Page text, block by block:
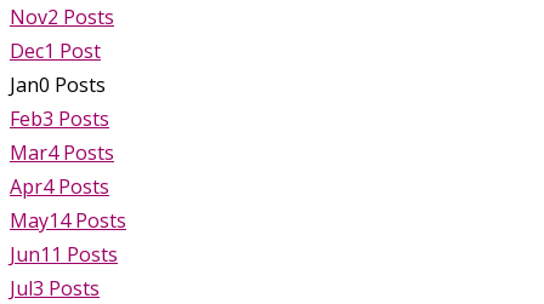
Nov2 Posts
Dec1 Post
Jan0 Posts
Feb3 Posts
Mar4 Posts
Apr4 Posts
May14 Posts
Jun11 Posts
Jul3 Posts